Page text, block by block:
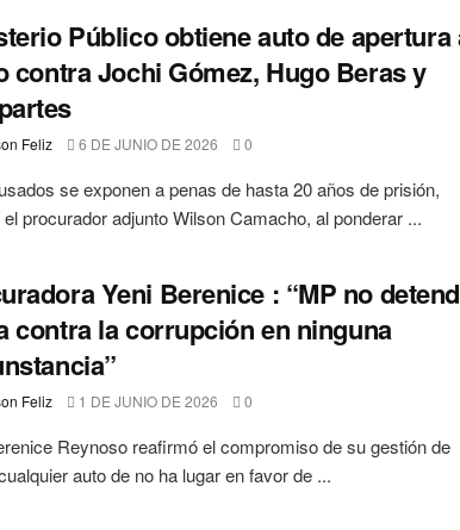
Público obtiene auto de apertura
contra Jochi Gómez, Hugo Beras y
Feliz 6 DE JUNIO DE 2026 0
se exponen a penas de hasta 20 años de prisión,
procurador adjunto Wilson Camacho, al ponderar ...
Yeni Berenice : “MP no
contra la corrupción en ninguna
Feliz 1 DE JUNIO DE 2026 0
Reynoso reafirmó el compromiso de su gestión de
auto de no ha lugar en favor de ...